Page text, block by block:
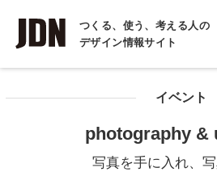
つくる、使う、考える人の
デザイン情報サイト
INTERVIEW
インタビュー
COLUMN
イベント
photography &
写真を手に入れ、